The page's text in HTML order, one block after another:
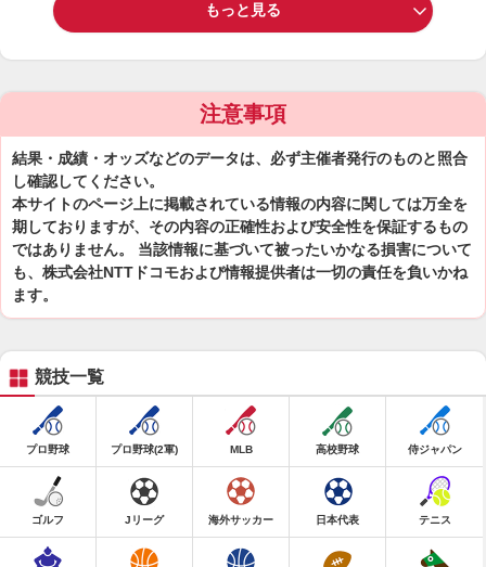
もっと見る
注意事項
結果・成績・オッズなどのデータは、必ず主催者発行のものと照合
し確認してください。
本サイトのページ上に掲載されている情報の内容に関しては万全を
期しておりますが、その内容の正確性および安全性を保証するもの
ではありません。 当該情報に基づいて被ったいかなる損害について
も、株式会社NTTドコモおよび情報提供者は一切の責任を負いかね
ます。
競技一覧
プロ野球 プロ野球(2軍) MLB 高校野球 侍ジャパン
ゴルフ Jリーグ 海外サッカー 日本代表 テニス